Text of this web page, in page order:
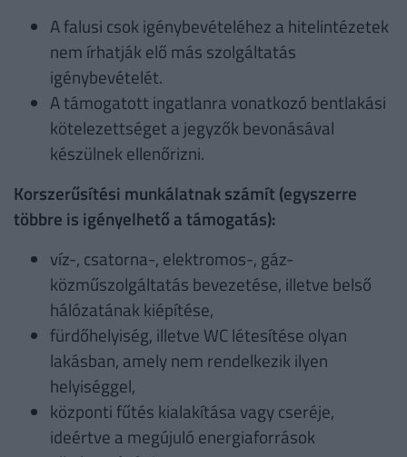
A falusi csok igénybevételéhez a hitelintézetek
nem írhatják elő más szolgáltatás
igénybevételét.
A támogatott ingatlanra vonatkozó bentlakási
kötelezettséget a jegyzők bevonásával
készülnek ellenőrizni.
Korszerűsítési munkálatnak számít (egyszerre
többre is igényelhető a támogatás):
víz-, csatorna-, elektromos-, gáz-
közműszolgáltatás bevezetése, illetve belső
hálózatának kiépítése,
fürdőhelyiség, illetve WC létesítése olyan
lakásban, amely nem rendelkezik ilyen
helyiséggel,
központi fűtés kialakítása vagy cseréje,
ideértve a megújuló energiaforrások